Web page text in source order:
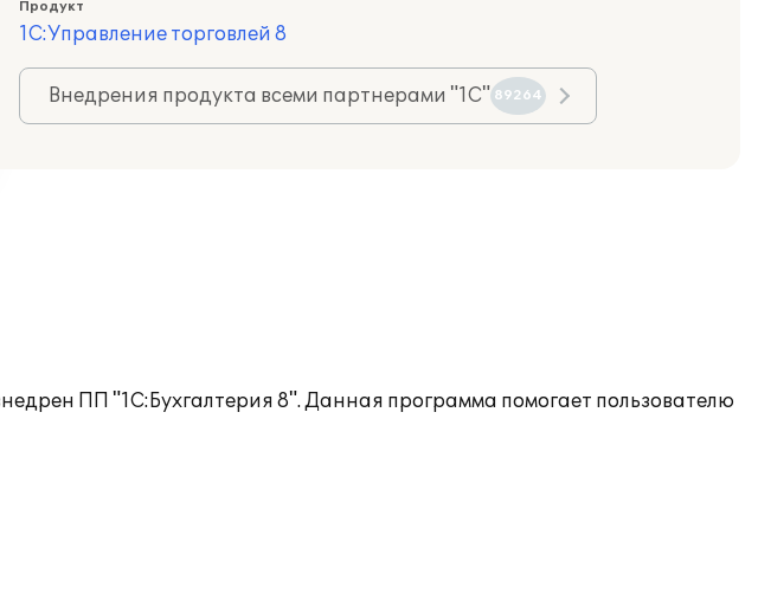
Продукт
1С:Управление торговлей 8
Внедрения продукта всеми партнерами "1С" 89264
ПП "1С:Бухгалтерия 8". Данная программа помогает пользователю